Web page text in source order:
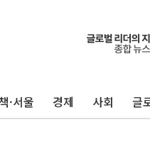
·서울 경제 사회 글